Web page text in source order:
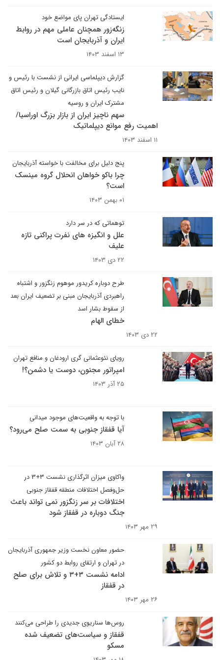
ایستادگی تهران پای مواضع خود
زنگه‌زور همچنان عاملی مهم در روابط
ایران و آذربایجان است
۱۳ اسفند ۱۴۰۳
گزارش دیپلماسی ایرانی از نشست با رئیس و
نایب رئیس اتاق بازرگانی گیلان و رئیس اتاق
مشترک ایران و روسیه
سهم ناچیز ایران از بازار بزرگ اوراسیا/
اهمیت رفع موانع دیپلماتیک
۱۱ اسفند ۱۴۰۳
پنج دلیل برای مخالفت با خواسته آذربایجان
چرا باکو خواهان انحلال گروه مینسک
است؟
۰۱ بهمن ۱۴۰۳
توهماتی که در سر دارد
علل و انگیزه های نفرت پراکنی تازه
علیف
۲۲ دی ۱۴۰۳
طرح دوباره کریدور موهوم زنگزور و اشتباه
راهبردی آذربایجان مبنی بر تضعیف ایران بعد
از سقوط بشار اسد
خطای الهام
۲۲ دی ۱۴۰۳
رویای نئوعثمانی گری ارودغان و منافع تهران
امپراتور مجنون، دوست یا دشمن؟!
۲۵ آذر ۱۴۰۳
با توجه به واقعیت‌های موجود میدانی
آیا قفقاز جنوبی به سمت صلح می‌رود؟
۲۸ آبان ۱۴۰۳
واکاوی میزان اثرگذاری نشست ۳+۳ در
حل‌وفصل اختلافات منطقه قفقاز جنوبی
اختلافات بر سر زنگزور نمی تواند باعث
جنگ دوباره در قفقاز شود
۲۹ مهر ۱۴۰۳
حضور معاون نخست وزیر جمهوری آذربایجان
در تهران و ارتقای روابط دو کشور
ادامه نشست ۳+۳ و تلاش برای صلح
در قفقاز
۲۶ مهر ۱۴۰۳
روس‌ها سناریوی جدیدی را طراحی می‌کنند
قفقاز و سیاست‌های تضعیف شده
مسکو